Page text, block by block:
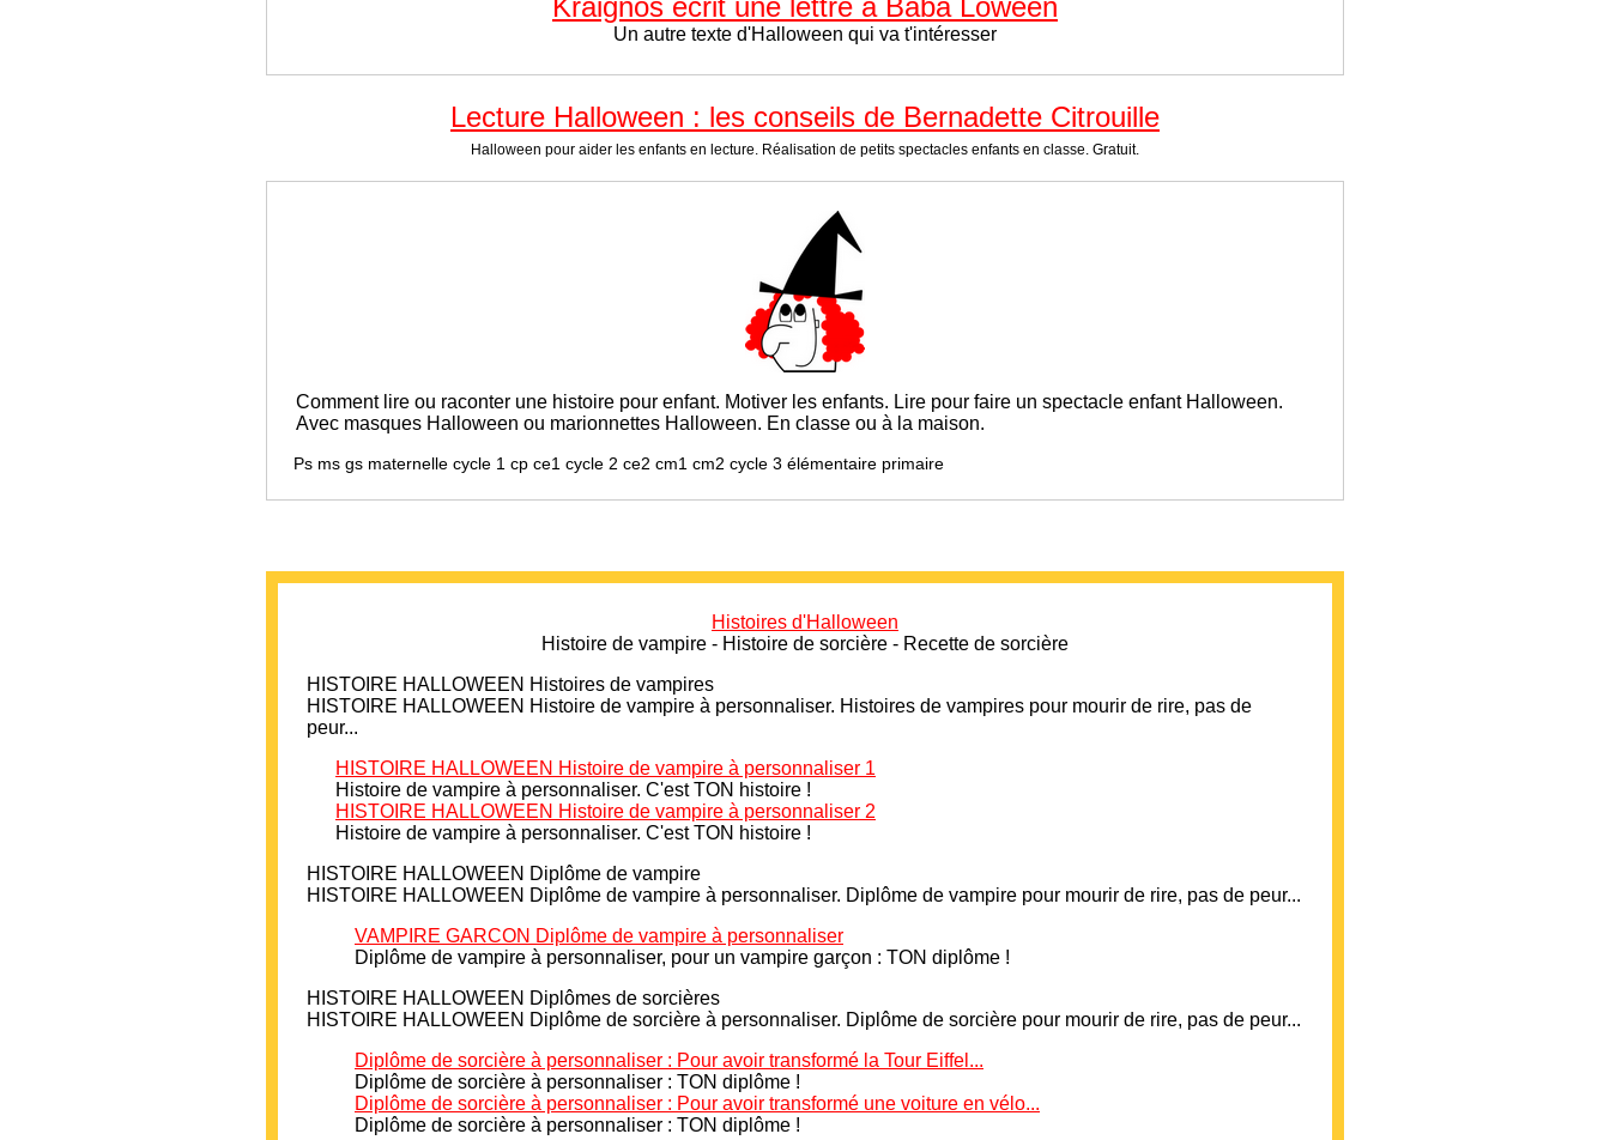
Kraignos écrit une lettre à Baba Loween
Un autre texte d'Halloween qui va t'intéresser
Lecture Halloween : les conseils de Bernadette Citrouille
Halloween pour aider les enfants en lecture. Réalisation de petits spectacles enfants en classe. Gratuit.
Comment lire ou raconter une histoire pour enfant. Motiver les enfants. Lire pour faire un spectacle enfant Halloween.
Avec masques Halloween ou marionnettes Halloween. En classe ou à la maison.
Ps ms gs maternelle cycle 1 cp ce1 cycle 2 ce2 cm1 cm2 cycle 3 élémentaire primaire
Histoires d'Halloween
Histoire de vampire - Histoire de sorcière - Recette de sorcière
HISTOIRE HALLOWEEN Histoires de vampires
HISTOIRE HALLOWEEN Histoire de vampire à personnaliser. Histoires de vampires pour mourir de rire, pas de
peur...
HISTOIRE HALLOWEEN Histoire de vampire à personnaliser 1
Histoire de vampire à personnaliser. C'est TON histoire !
HISTOIRE HALLOWEEN Histoire de vampire à personnaliser 2
Histoire de vampire à personnaliser. C'est TON histoire !
HISTOIRE HALLOWEEN Diplôme de vampire
HISTOIRE HALLOWEEN Diplôme de vampire à personnaliser. Diplôme de vampire pour mourir de rire, pas de peur...
VAMPIRE GARCON Diplôme de vampire à personnaliser
Diplôme de vampire à personnaliser, pour un vampire garçon : TON diplôme !
HISTOIRE HALLOWEEN Diplômes de sorcières
HISTOIRE HALLOWEEN Diplôme de sorcière à personnaliser. Diplôme de sorcière pour mourir de rire, pas de peur...
Diplôme de sorcière à personnaliser : Pour avoir transformé la Tour Eiffel...
Diplôme de sorcière à personnaliser : TON diplôme !
Diplôme de sorcière à personnaliser : Pour avoir transformé une voiture en vélo...
Diplôme de sorcière à personnaliser : TON diplôme !